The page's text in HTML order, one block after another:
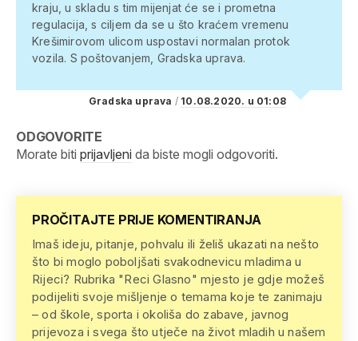
kraju, u skladu s tim mijenjat će se i prometna
regulacija, s ciljem da se u što kraćem vremenu
Krešimirovom ulicom uspostavi normalan protok
vozila. S poštovanjem, Gradska uprava.
Gradska uprava / 10.08.2020. u 01:08
ODGOVORITE
Morate biti prijavljeni da biste mogli odgovoriti.
PROČITAJTE PRIJE KOMENTIRANJA
Imaš ideju, pitanje, pohvalu ili želiš ukazati na nešto
što bi moglo poboljšati svakodnevicu mladima u
Rijeci? Rubrika "Reci Glasno" mjesto je gdje možeš
podijeliti svoje mišljenje o temama koje te zanimaju
– od škole, sporta i okoliša do zabave, javnog
prijevoza i svega što utječe na život mladih u našem